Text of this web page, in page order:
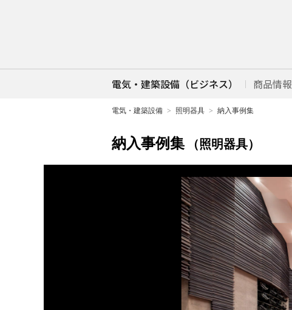
電気・建築設備（ビジネス） 商品情報
電気・建築設備 照明器具 納入事例集
納入事例集 （照明器具）